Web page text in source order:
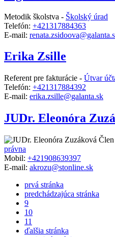
Metodik školstva - Školský úrad
Telefón: +421317884363
E-mail:
Erika Zsille
Referent pre fakturácie - Útvar
Telefón: +421317884392
E-mail: erika.zsille@galanta.sk
JUDr. Eleonóra
právna
Mobil: +421908639397
E-mail: akrozu@stonline.sk
prvá stránka
predchádzajúca stránka
9
10
11
ďalšia stránka